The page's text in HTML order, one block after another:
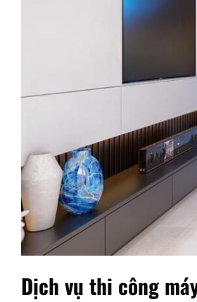
Dịch vụ thi công